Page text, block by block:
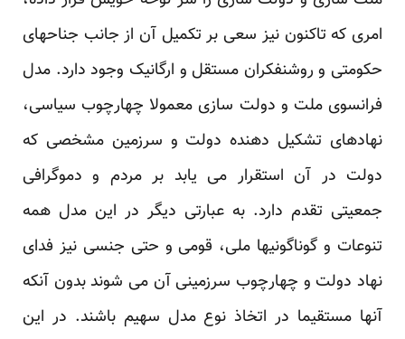
امری که تاکنون نیز سعی بر تکمیل آن از جانب جناحهای
حکومتی و روشنفکران مستقل و ارگانیک وجود دارد. مدل
فرانسوی ملت و دولت سازی معمولا چهارچوب سیاسی،
نهادهای تشکیل دهنده دولت و سرزمین مشخصی که
دولت در آن استقرار می یابد بر مردم و دموگرافی
جمعیتی تقدم دارد. به عبارتی دیگر در این مدل همه
تنوعات و گوناگونیها ملی، قومی و حتی جنسی نیز فدای
نهاد دولت و چهارچوب سرزمینی آن می شوند بدون آنکه
آنها مستقیما در اتخاذ نوع مدل سهیم باشند. در این